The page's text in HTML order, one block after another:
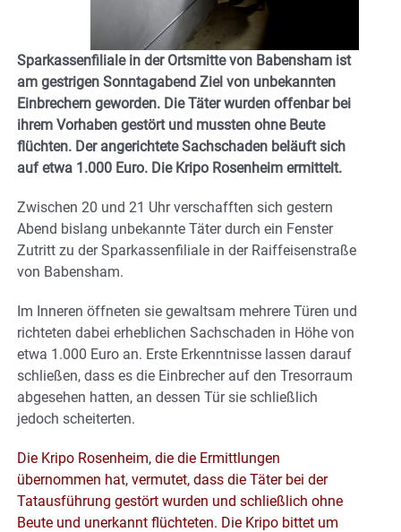
Sparkassenfiliale in der Ortsmitte von Babensham ist
am gestrigen Sonntagabend Ziel von unbekannten
Einbrechern geworden. Die Täter wurden offenbar bei
ihrem Vorhaben gestört und mussten ohne Beute
flüchten. Der angerichtete Sachschaden beläuft sich
auf etwa 1.000 Euro. Die Kripo Rosenheim ermittelt.
Zwischen 20 und 21 Uhr verschafften sich gestern
Abend bislang unbekannte Täter durch ein Fenster
Zutritt zu der Sparkassenfiliale in der Raiffeisenstraße
von Babensham.
Im Inneren öffneten sie gewaltsam mehrere Türen und
richteten dabei erheblichen Sachschaden in Höhe von
etwa 1.000 Euro an. Erste Erkenntnisse lassen darauf
schließen, dass es die Einbrecher auf den Tresorraum
abgesehen hatten, an dessen Tür sie schließlich
jedoch scheiterten.
Die Kripo Rosenheim, die die Ermittlungen
übernommen hat, vermutet, dass die Täter bei der
Tatausführung gestört wurden und schließlich ohne
Beute und unerkannt flüchteten. Die Kripo bittet um